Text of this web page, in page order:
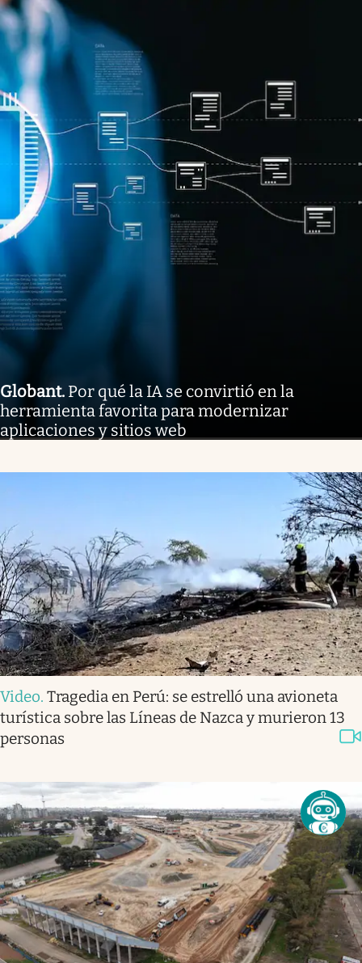
Globant. Por qué la IA se convirtió en la
herramienta favorita para modernizar
aplicaciones y sitios web
Video. Tragedia en Perú: se estrelló una avioneta
turística sobre las Líneas de Nazca y murieron 13
personas